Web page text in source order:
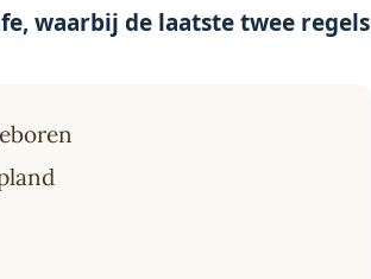
waarbij de laatste twee regels